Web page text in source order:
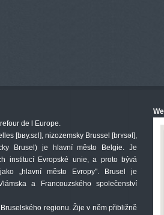
de l Europe.
[bʁy.sɛl], nizozemsky Brussel [brʏsəl],
Brusel) je hlavní město Belgie. Je
institucí Evropské unie, a proto bývá
„hlavní město Evropy". Brusel je
a Francouzského společenství
regionu. Žije v něm přibližně